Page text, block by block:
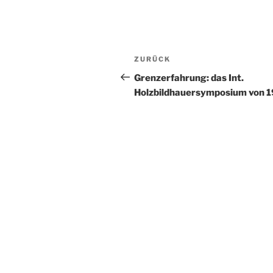
Beitragsnavigation
Vorheriger
Beitrag
ZURÜCK
Grenzerfahrung: das Int.
Holzbildhauersymposium von